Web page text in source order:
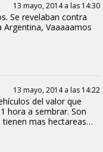
13 mayo, 2014 a las 14:30
Se revelaban contra
Vaaaaamos
13 mayo, 2014 a las 14:22
del valor que
hora a sembrar. Son
tienen mas hectareas…